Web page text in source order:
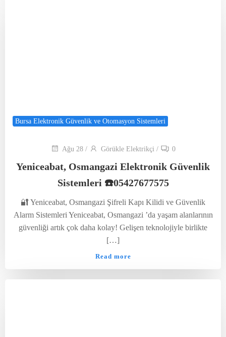
Bursa Elektronik Güvenlik ve Otomasyon Sistemleri
Ağu 28 / Görükle Elektrikçi / 0
Yeniceabat, Osmangazi Elektronik Güvenlik
Sistemleri ☎️05427677575
🔐 Yeniceabat, Osmangazi Şifreli Kapı Kilidi ve Güvenlik
Alarm Sistemleri Yeniceabat, Osmangazi ’da yaşam alanlarının
güvenliği artık çok daha kolay! Gelişen teknolojiyle birlikte
[…]
Read more